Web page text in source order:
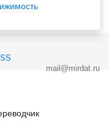
mail@mirdat.ru